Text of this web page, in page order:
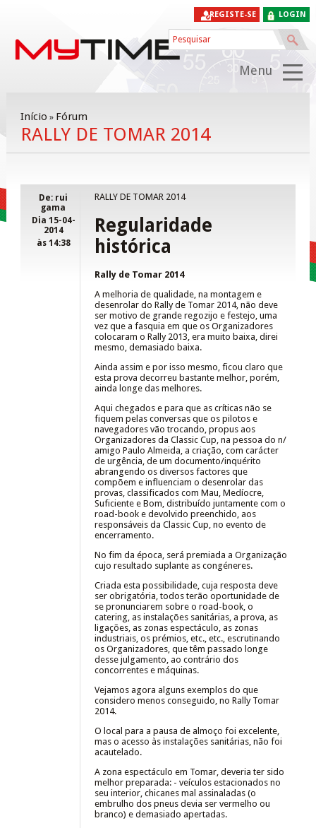
LOGIN
REGISTE-SE
Menu
Início » Fórum
RALLY DE TOMAR 2014
De: rui
gama
Dia 15-04-
2014
às 14:38
RALLY DE TOMAR 2014
Regularidade
histórica
Rally de Tomar 2014
A melhoria de qualidade, na montagem e
desenrolar do Rally de Tomar 2014, não deve
ser motivo de grande regozijo e festejo, uma
vez que a fasquia em que os Organizadores
colocaram o Rally 2013, era muito baixa, direi
mesmo, demasiado baixa.
Ainda assim e por isso mesmo, ficou claro que
esta prova decorreu bastante melhor, porém,
ainda longe das melhores.
Aqui chegados e para que as críticas não se
fiquem pelas conversas que os pilotos e
navegadores vão trocando, propus aos
Organizadores da Classic Cup, na pessoa do n/
amigo Paulo Almeida, a criação, com carácter
de urgência, de um documento/inquérito
abrangendo os diversos factores que
compõem e influenciam o desenrolar das
provas, classificados com Mau, Medíocre,
Suficiente e Bom, distribuído juntamente com o
road-book e devolvido preenchido, aos
responsáveis da Classic Cup, no evento de
encerramento.
No fim da época, será premiada a Organização
cujo resultado suplante as congéneres.
Criada esta possibilidade, cuja resposta deve
ser obrigatória, todos terão oportunidade de
se pronunciarem sobre o road-book, o
catering, as instalações sanitárias, a prova, as
ligações, as zonas espectáculo, as zonas
industriais, os prémios, etc., etc., escrutinando
os Organizadores, que têm passado longe
desse julgamento, ao contrário dos
concorrentes e máquinas.
Vejamos agora alguns exemplos do que
considero menos conseguido, no Rally Tomar
2014.
O local para a pausa de almoço foi excelente,
mas o acesso às instalações sanitárias, não foi
acautelado.
A zona espectáculo em Tomar, deveria ter sido
melhor preparada: - veículos estacionados no
seu interior, chicanes mal assinaladas (o
embrulho dos pneus devia ser vermelho ou
branco) e demasiado apertadas.